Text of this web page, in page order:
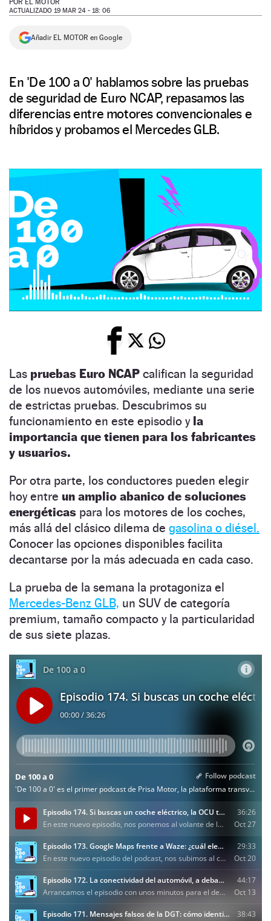
NEWSLETTER
POR EL MOTOR
ACTUALIZADO 19 MAR 24 - 18: 06
Añadir EL MOTOR en Google
En 'De 100 a 0' hablamos sobre las pruebas
de seguridad de Euro NCAP, repasamos las
diferencias entre motores convencionales e
híbridos y probamos el Mercedes GLB.
Las pruebas Euro NCAP califican la seguridad
de los nuevos automóviles, mediante una serie
de estrictas pruebas. Descubrimos su
funcionamiento en este episodio y la
importancia que tienen para los fabricantes
y usuarios.
Por otra parte, los conductores pueden elegir
hoy entre un amplio abanico de soluciones
energéticas para los motores de los coches,
más allá del clásico dilema de gasolina o diésel.
Conocer las opciones disponibles facilita
decantarse por la más adecuada en cada caso.
La prueba de la semana la protagoniza el
Mercedes-Benz GLB, un SUV de categoría
premium, tamaño compacto y la particularidad
de sus siete plazas.